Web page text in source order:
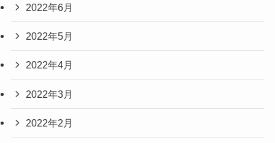
2022年6月
2022年5月
2022年4月
2022年3月
2022年2月